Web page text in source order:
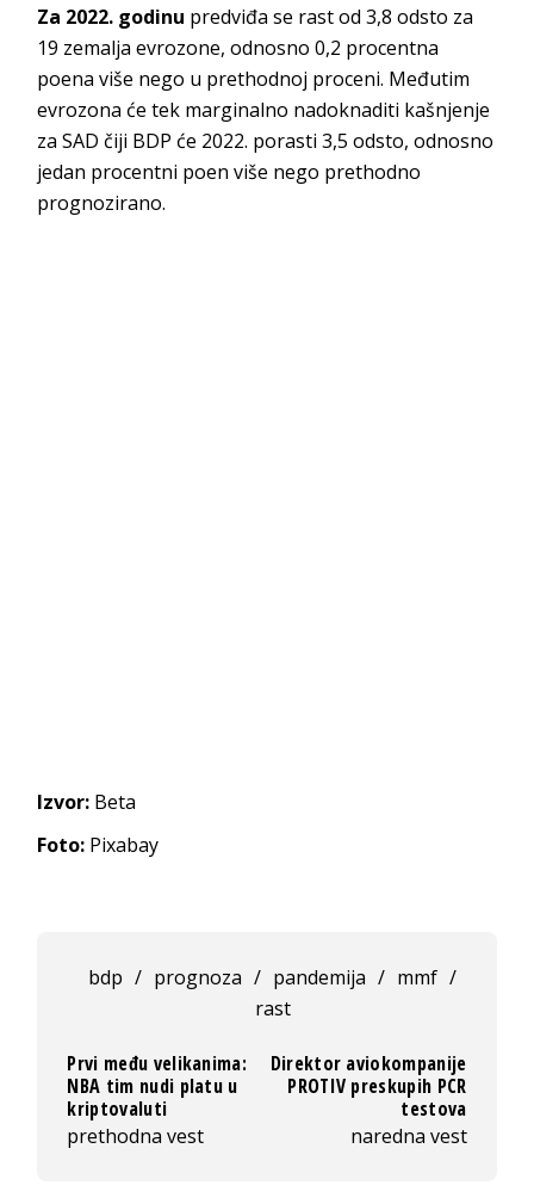
Za 2022. godinu predviđa se rast od 3,8 odsto za
19 zemalja evrozone, odnosno 0,2 procentna
poena više nego u prethodnoj proceni. Međutim
evrozona će tek marginalno nadoknaditi kašnjenje
za SAD čiji BDP će 2022. porasti 3,5 odsto, odnosno
jedan procentni poen više nego prethodno
prognozirano.
Izvor: Beta
Foto: Pixabay
bdp / prognoza / pandemija / mmf /
rast
Prvi među velikanima:
NBA tim nudi platu u
kriptovaluti
prethodna vest
Direktor aviokompanije
PROTIV preskupih PCR
testova
naredna vest